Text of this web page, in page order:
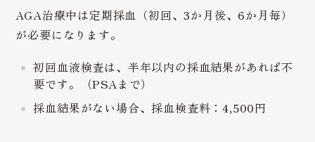
AGA治療中は定期採血（初回、3か月後、6か月毎）
が必要になります。
初回血液検査は、半年以内の採血結果があれば不
要です。（PSAまで）
採血結果がない場合、採血検査料：4,500円